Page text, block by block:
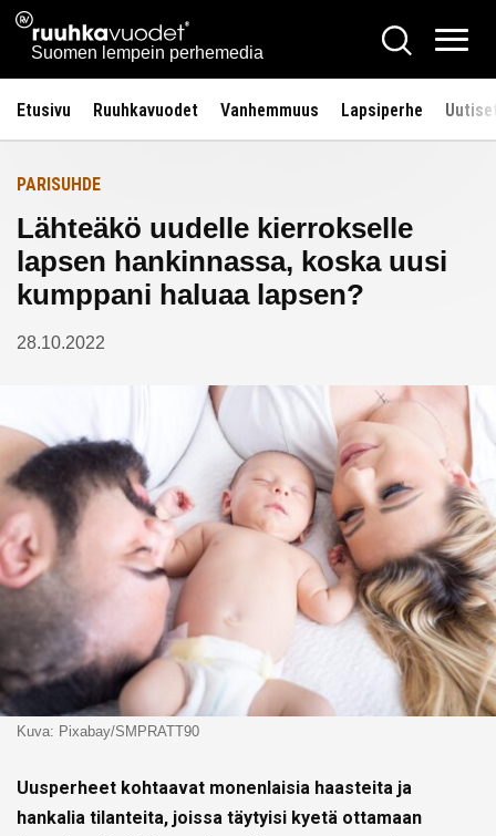
Siirry
sisältöön
Ruuhkavuodet.fi
Suomen lempein perhemedia
Hae
Etusivu Ruuhkavuodet Vanhemmuus Lapsiperhe
Etusivulle
PARISUHDE
Lähteäkö uudelle kierrokselle
lapsen hankinnassa, koska uusi
kumppani haluaa lapsen?
28.10.2022
Kuva: Pixabay/SMPRATT90
Uusperheet kohtaavat monenlaisia haasteita ja
hankalia tilanteita, joissa täytyisi kyetä ottamaan